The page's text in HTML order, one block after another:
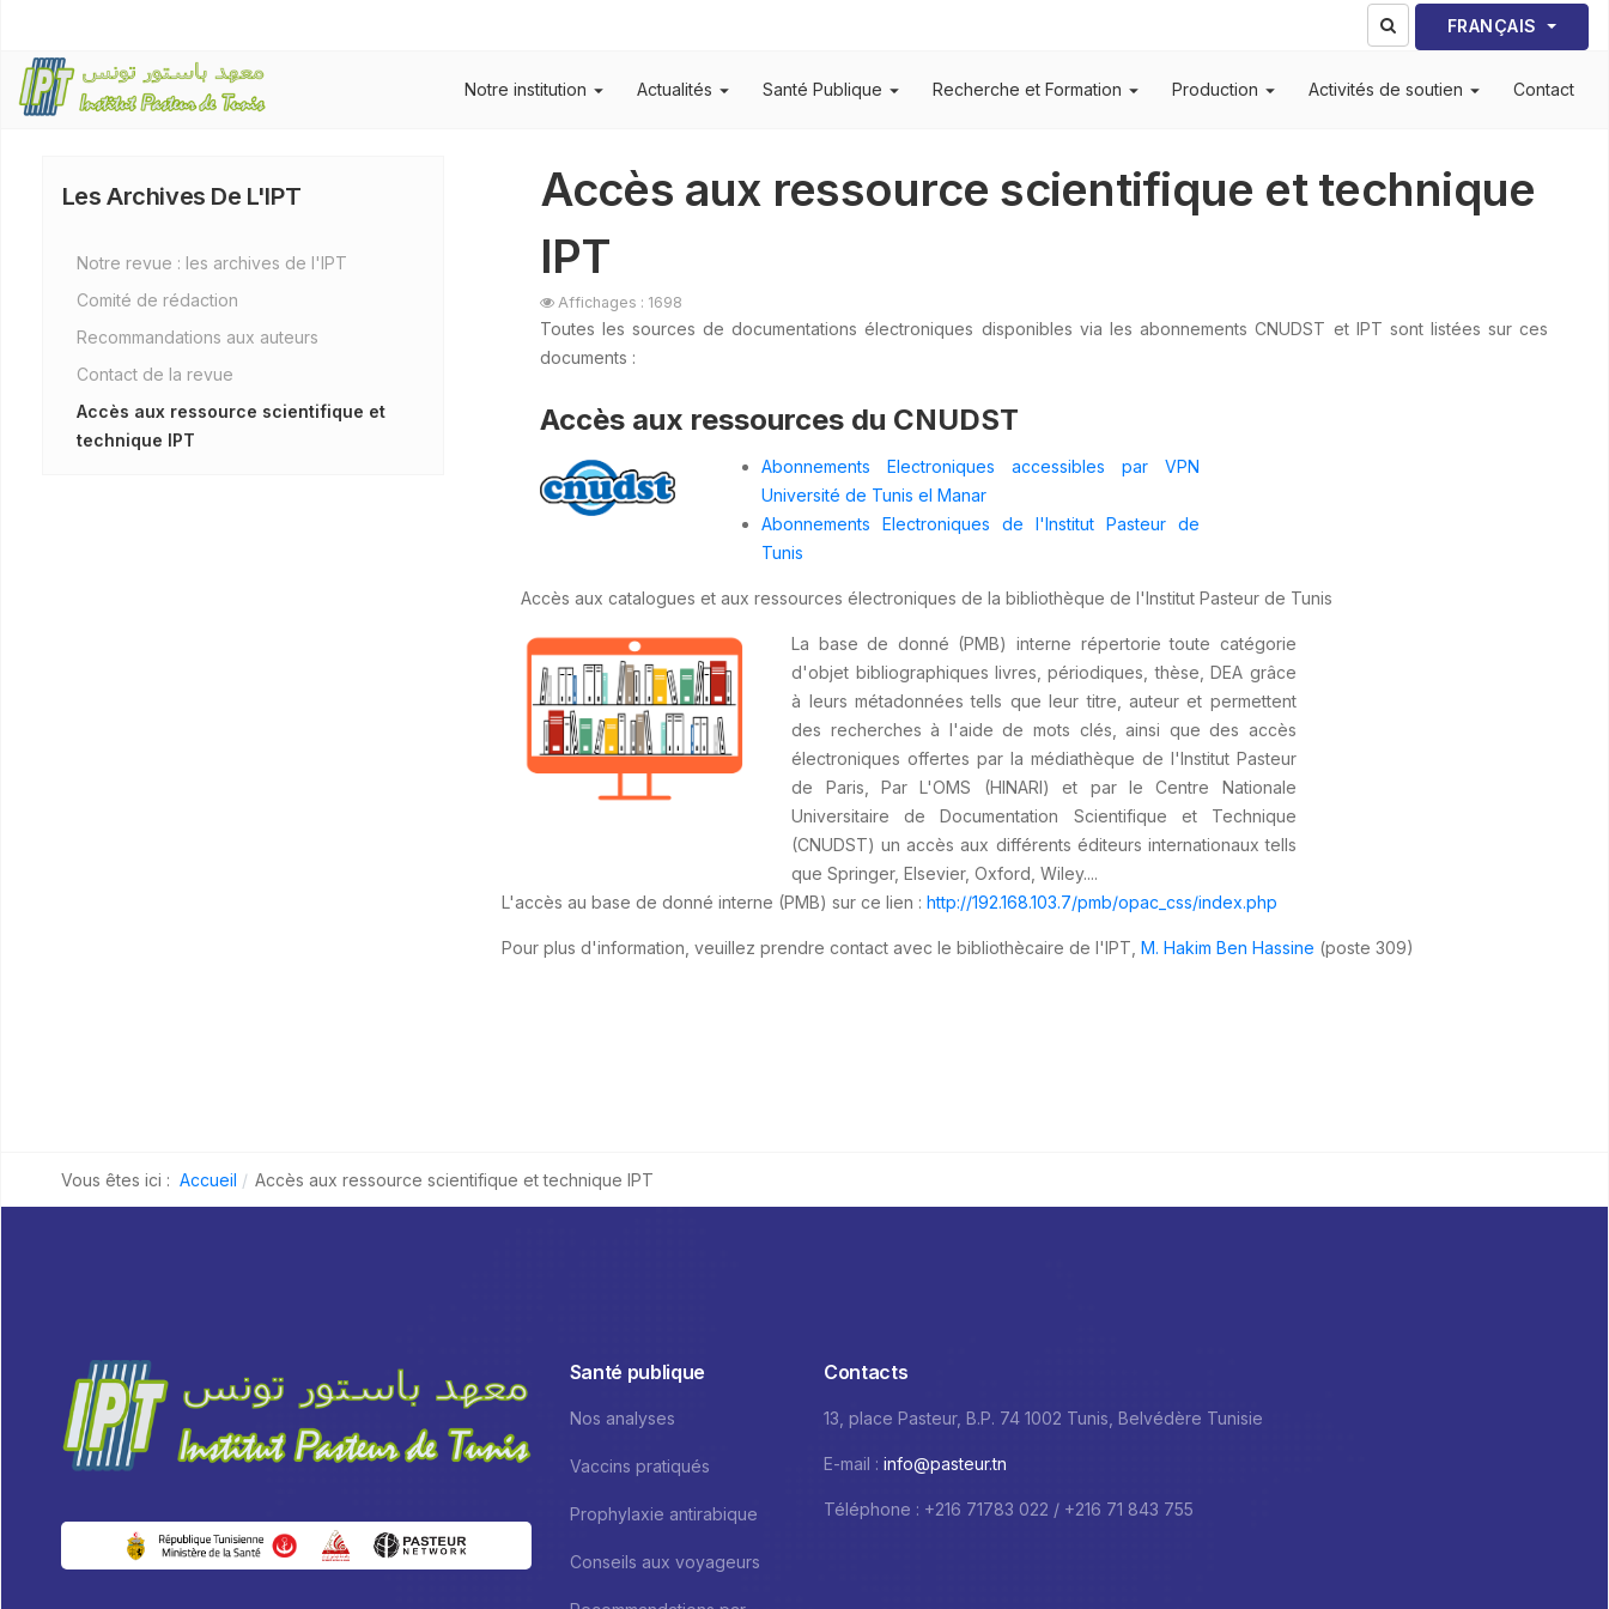
Sélectionnez votre
FRANÇAIS
Notre institution Actualités Santé Publique Recherche et Formation Production Activités de soutien Contact
Accès aux ressource scientifique et technique
IPT
Affichages : 1698
Toutes les sources de documentations électroniques disponibles via les abonnements CNUDST et IPT sont listées sur ces
documents :
Accès aux ressources du CNUDST
Abonnements Electroniques accessibles par VPN
Université de Tunis el Manar
Abonnements Electroniques de l'Institut Pasteur de
Tunis
Accès aux catalogues et aux ressources électroniques de la bibliothèque de l'Institut Pasteur de Tunis
La base de donné (PMB) interne répertorie toute catégorie
d'objet bibliographiques livres, périodiques, thèse, DEA grâce
à leurs métadonnées tells que leur titre, auteur et permettent
des recherches à l'aide de mots clés, ainsi que des accès
électroniques offertes par la médiathèque de l'Institut Pasteur
de Paris, Par L'OMS (HINARI) et par le Centre Nationale
Universitaire de Documentation Scientifique et Technique
(CNUDST) un accès aux différents éditeurs internationaux tells
que Springer, Elsevier, Oxford, Wiley....
L'accès au base de donné interne (PMB) sur ce lien : http://192.168.103.7/pmb/opac_css/index.php
Pour plus d'information, veuillez prendre contact avec le bibliothècaire de l'IPT, M. Hakim Ben Hassine (poste 309)
Les Archives De L'IPT
Notre revue : les archives de I'IPT
Comité de rédaction
Recommandations aux auteurs
Contact de la revue
Accès aux ressource scientifique et
technique IPT
Vous êtes ici : Accueil Accès aux ressource scientifique et technique IPT
Santé publique
Nos analyses
Vaccins pratiqués
Prophylaxie antirabique
Conseils aux voyageurs
Contacts
13, place Pasteur, B.P. 74 1002 Tunis, Belvédère Tunisie
E-mail : info@pasteur.tn
Téléphone : +216 71783 022 / +216 71 843 755